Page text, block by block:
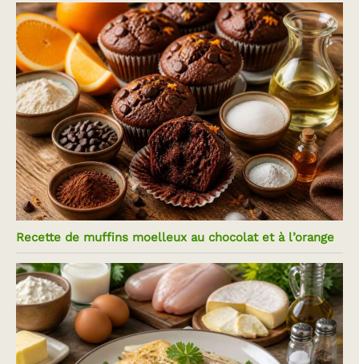
Recette de muffins moelleux au chocolat et à l’orange